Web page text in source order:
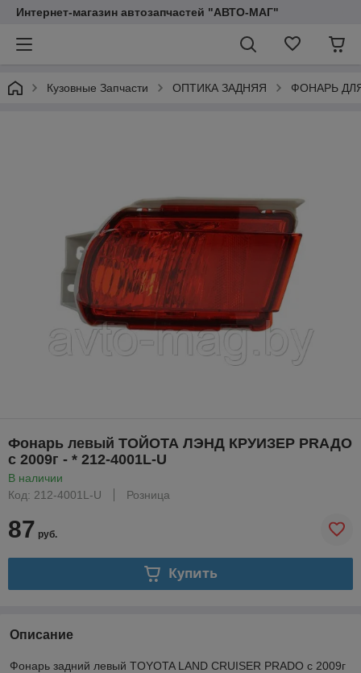
Интернет-магазин автозапчастей "АВТО-МАГ"
Кузовные Запчасти ОПТИКА ЗАДНЯЯ ФОНАРЬ
Фонарь левый ТОЙОТА ЛЭНД КРУИЗЕР PRАДO
с 2009г - * 212-4001L-U
В наличии
Код: 212-4001L-U
Розница
87 руб.
Купить
Описание
Фонарь задний левый TOYOTA LAND CRUISER PRADO с 2009г